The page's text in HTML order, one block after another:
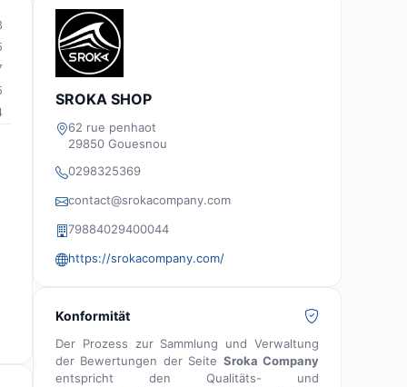
SROKA SHOP
62 rue penhaot
29850 Gouesnou
0298325369
contact@srokacompany.com
79884029400044
https://srokacompany.com/
Konformität
Der Prozess zur Sammlung und Verwaltung
der Bewertungen der Seite Sroka Company
entspricht den Qualitäts- und